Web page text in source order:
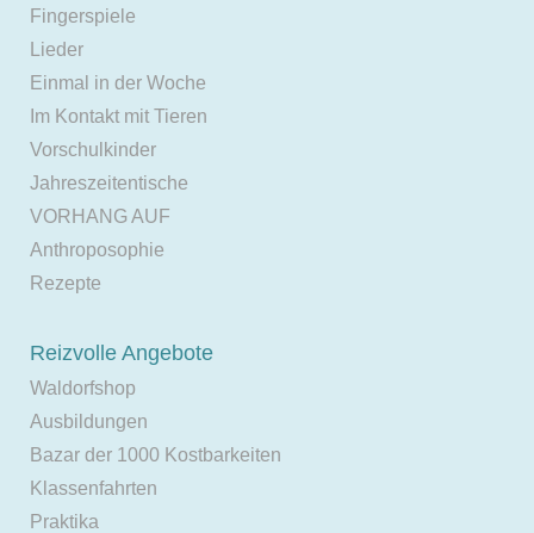
Fingerspiele
Lieder
Einmal in der Woche
Im Kontakt mit Tieren
Vorschulkinder
Jahreszeitentische
VORHANG AUF
Anthroposophie
Rezepte
Reizvolle Angebote
Waldorfshop
Ausbildungen
Bazar der 1000 Kostbarkeiten
Klassenfahrten
Praktika